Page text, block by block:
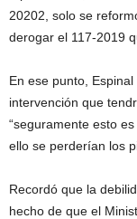
20202, solo se
derogar el 117-2019
En ese punto,
intervención que
“seguramente esto
ello se perderían los
Recordó que la
hecho de que el